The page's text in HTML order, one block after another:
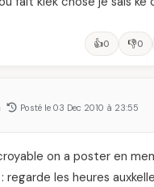
👍0 👎0
Posté le 03 Dec 2010 à 23:55
on a poster en
regarde les heures